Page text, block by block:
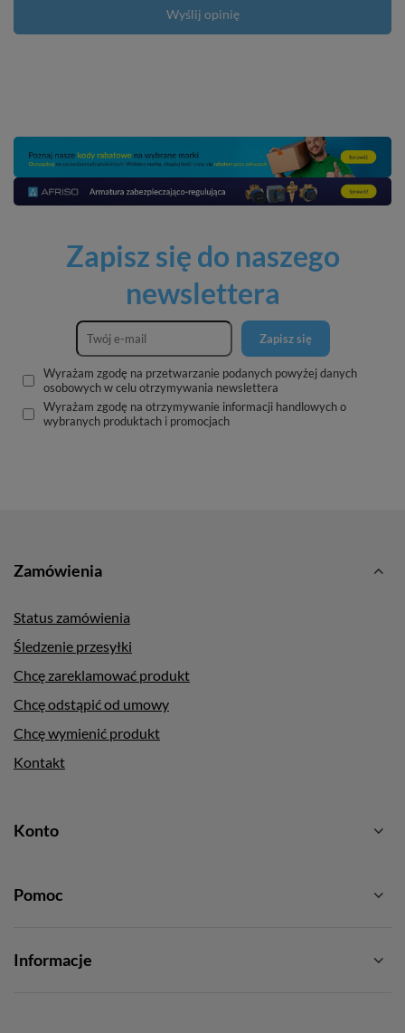
Wyślij opinię
Zapisz się do naszego
newslettera
Zapisz się
Wyrażam zgodę na przetwarzanie podanych powyżej danych
osobowych w celu otrzymywania newslettera
Wyrażam zgodę na otrzymywanie informacji handlowych o
wybranych produktach i promocjach
Zamówienia
Status zamówienia
Śledzenie przesyłki
Chcę zareklamować produkt
Chcę odstąpić od umowy
Chcę wymienić produkt
Kontakt
Konto
Pomoc
Informacje